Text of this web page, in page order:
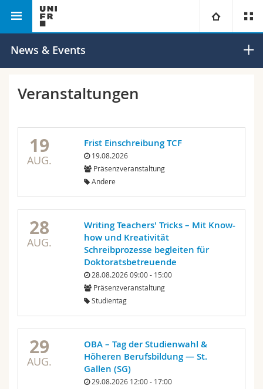
Universität
Forschung
Weiterbildung
Rechtswissenschaftliche Fak.
Wirtschafts- und Sozialwissenschaftliche Fak.
Philosophische Fak.
Fak. für Erziehungs- und Bildungswissenschaften
Math.-Nat. und Med. Fak.
Studieninteressierte
Medien
Forschende
Ressourcen
Personenverzeichnis
Ortsplan
Bibliotheken
Vorlesungsverzeichnis
News & Events
Veranstaltungen
19
AUG.
Frist Einschreibung TCF
19.08.2026
Präsenzveranstaltung
Andere
28
AUG.
Writing Teachers' Tricks – Mit Know-
how und Kreativität
Schreibprozesse begleiten für
Doktoratsbetreuende
28.08.2026 09:00 - 15:00
Präsenzveranstaltung
Studientag
29
AUG.
OBA – Tag der Studienwahl &
Höheren Berufsbildung — St.
Gallen (SG)
29.08.2026 12:00 - 17:00